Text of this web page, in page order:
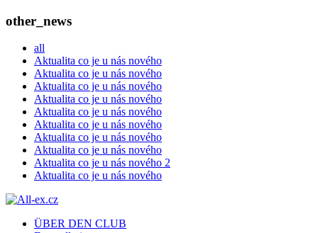
other_news
all
Aktualita co je u nás nového
Aktualita co je u nás nového
Aktualita co je u nás nového
Aktualita co je u nás nového
Aktualita co je u nás nového
Aktualita co je u nás nového
Aktualita co je u nás nového
Aktualita co je u nás nového
Aktualita co je u nás nového 2
Aktualita co je u nás nového
ÜBER DEN CLUB